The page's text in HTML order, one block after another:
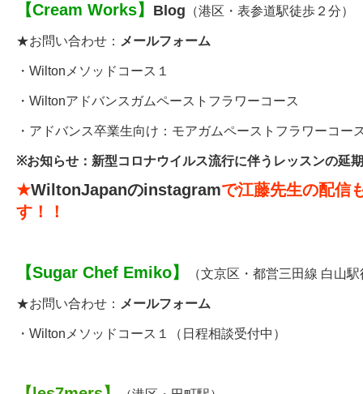
【Cream Works】 Blog （港区・表参道駅徒歩２分）
★お問い合わせ： メールフォーム
・ Wiltonメソッドコース１
・ Wiltonアドバンスガムペーストフラワーコース
・アドバンス卒業生向け： モアガムペーストフラワーコー
※お知らせ：新型コロナウイルス流行に伴うレッスンの延
★WiltonJapanのinstagramで江藤先生の配信
す！！
【Sugar Chef Emiko】 （文京区・都営三田線 白山
★お問い合わせ： メールフォーム
・ Wiltonメソッドコース１ （日程相談受付中）